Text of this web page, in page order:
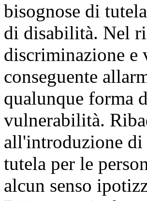
bisognose di
di disabilità. Nel
discriminazione
conseguente
qualunque forma
vulnerabilità.
all'introduzione di
tutela per le
alcun senso